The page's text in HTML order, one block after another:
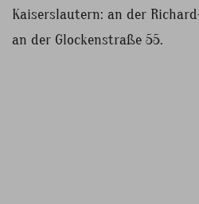
Kaiserslautern: an der
an der Glockenstraße 55.